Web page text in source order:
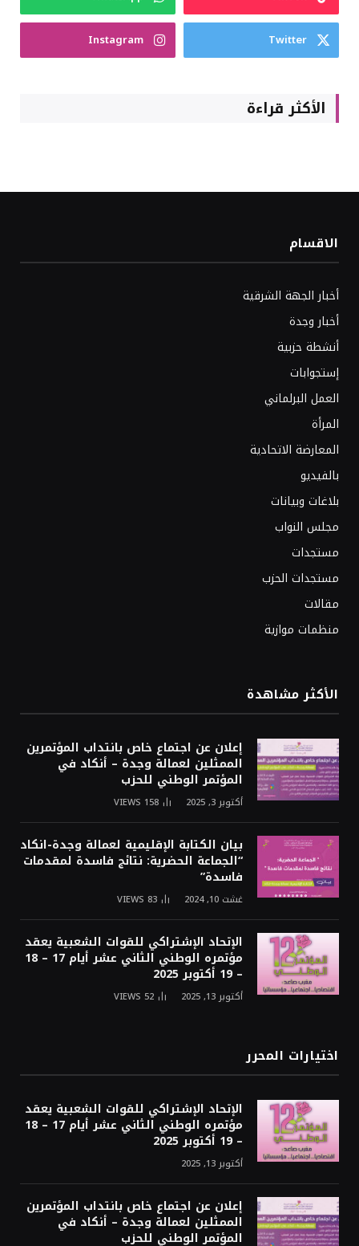
Twitter
Instagram
الأكثر قراءة
الاقسام
أخبار الجهة الشرقية
أخبار وجدة
أنشطة حزبية
إستجوابات
العمل البرلماني
المرأة
المعارضة الاتحادية
بالفيديو
بلاغات وبيانات
مجلس النواب
مستجدات
مستجدات الحزب
مقالات
منظمات موازية
الأكثر مشاهدة
إعلان عن اجتماع خاص بانتداب المؤتمرين
الممثلين لعمالة وجدة – أنكاد في
المؤتمر الوطني للحزب
أكتوبر 3, 2025 158
VIEWS
بيان الكتابة الإقليمية لعمالة وجدة-انكاد
“الجماعة الحضرية: نتائج فاسدة لمقدمات
فاسدة”
غشت 10, 2024 83
VIEWS
الإتحاد الإشتراكي للقوات الشعبية يعقد
مؤتمره الوطني الثاني عشر أيام 17 – 18
– 19 أكتوبر 2025
أكتوبر 13, 2025 52
VIEWS
اختيارات المحرر
الإتحاد الإشتراكي للقوات الشعبية يعقد
مؤتمره الوطني الثاني عشر أيام 17 – 18
– 19 أكتوبر 2025
أكتوبر 13, 2025
إعلان عن اجتماع خاص بانتداب المؤتمرين
الممثلين لعمالة وجدة – أنكاد في
المؤتمر الوطني للحزب